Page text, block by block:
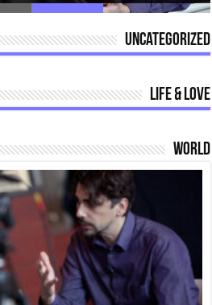
Uncategorized
Life & Love
World